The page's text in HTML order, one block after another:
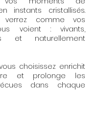
instants cristallisés.
verrez comme vos
voient : vivants,
et naturellement
choisissez enrichit
et prolonge les
dans chaque